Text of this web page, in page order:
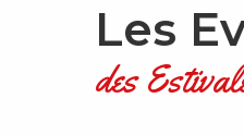
Les
des